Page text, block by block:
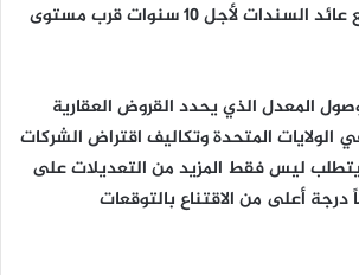
نقطة أساس قد تدفع عائد السندات لأجل 10 سنوات قرب مستوى
المعدل الذي يحدد القروض العقارية
الولايات المتحدة وتكاليف اقتراض الشركات
قد يتطلب ليس فقط المزيد من التعديلات على
درجة أعلى من الاقتناع بالتوقعات